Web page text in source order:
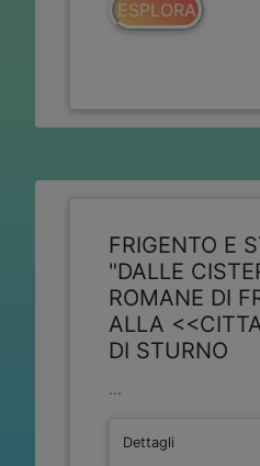
ESPLORA
FRIGENTO E
"DALLE
ROMANE DI
ALLA
DI STURNO
...
Dettagli